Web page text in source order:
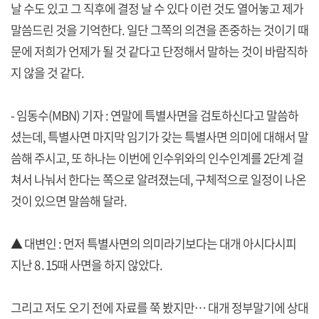
날 수도 있고 그 직후에 결정 날 수 있다 이런 것도 열어놓고 제가
말씀드린 것을 기억한다. 일단 그쪽의 의견을 존중하는 것이기 때
문에 저희가 언제가 될 것 같다고 단정해서 말하는 것이 바람직하
지 않을 것 같다.
- 임동수(MBN) 기자 : 연말에 특별사면을 검토하신다고 말씀하
셨는데, 특별사면 마지막 임기가 갖는 특별사면 의미에 대해서 말
씀해 주시고, 또 하나는 이번에 인수위와의 인수인계를 2단계 걸
쳐서 나눠서 한다는 쪽으로 알려졌는데, 구체적으로 일정이 나온
것이 있으면 말씀해 달라.
▲ 대변인 : 먼저 특별사면의 의미라기보다는 대개 아시다시피
지난 8․15때 사면을 하지 않았다.
그리고 저도 오기 전에 자료를 쭉 봤지만… 대개 정부말기에 상대